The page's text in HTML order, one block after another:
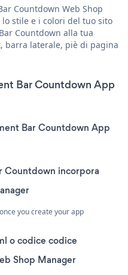
Countdown Web Shop
stile e i colori del tuo sito
Countdown alla tua
barra laterale, piè di pagina
Bar Countdown App
Bar Countdown App
Countdown incorpora
you create your app
o codice codice
Shop Manager